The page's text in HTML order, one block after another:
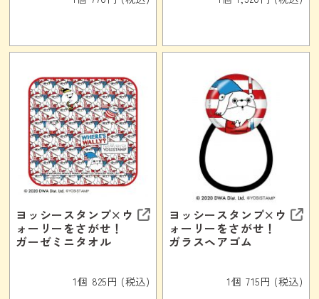
ヨッシースタンプ×ウ
ォーリーをさがせ！
ガーゼミニタオル
1個 825円 (税込)
ヨッシースタンプ×ウ
ォーリーをさがせ！
ガラスヘアゴム
1個 715円 (税込)